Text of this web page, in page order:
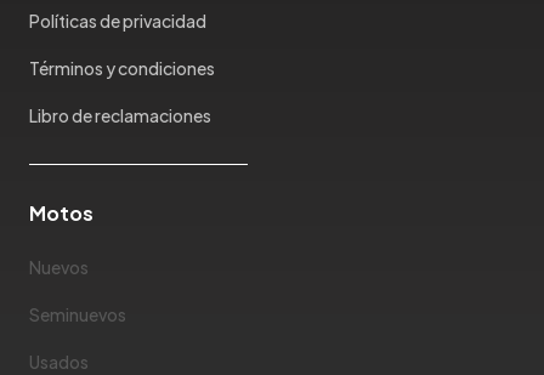
Políticas de privacidad
Términos y condiciones
Libro de reclamaciones
Motos
Nuevos
Seminuevos
Usados